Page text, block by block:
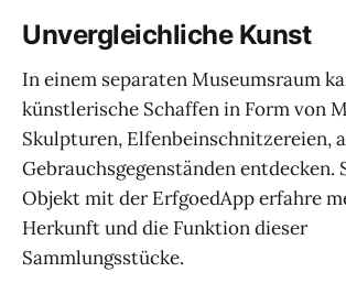
Unvergleichliche Kunst
In einem separaten Museumsraum
künstlerische Schaffen in Form von
Skulpturen, Elfenbeinschnitzereien,
Gebrauchsgegenständen entdecken.
Objekt mit der ErfgoedApp erfahre
Herkunft und die Funktion dieser
Sammlungsstücke.